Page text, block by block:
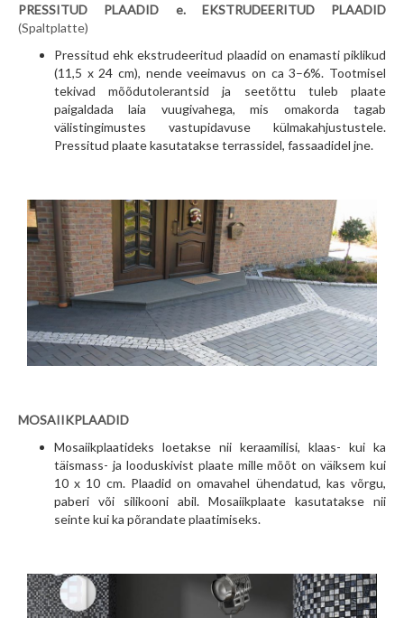
PRESSITUD PLAADID e. EKSTRUDEERITUD PLAADID
(Spaltplatte)
Pressitud ehk ekstrudeeritud plaadid on enamasti piklikud
(11,5 x 24 cm), nende veeimavus on ca 3–6%. Tootmisel
tekivad mõõdutolerantsid ja seetõttu tuleb plaate
paigaldada laia vuugivahega, mis omakorda tagab
välistingimustes vastupidavuse külmakahjustustele.
Pressitud plaate kasutatakse terrassidel, fassaadidel jne.
MOSAIIKPLAADID
Mosaiikplaatideks loetakse nii keraamilisi, klaas- kui ka
täismass- ja looduskivist plaate mille mõõt on väiksem kui
10 x 10 cm. Plaadid on omavahel ühendatud, kas võrgu,
paberi või silikooni abil. Mosaiikplaate kasutatakse nii
seinte kui ka põrandate plaatimiseks.